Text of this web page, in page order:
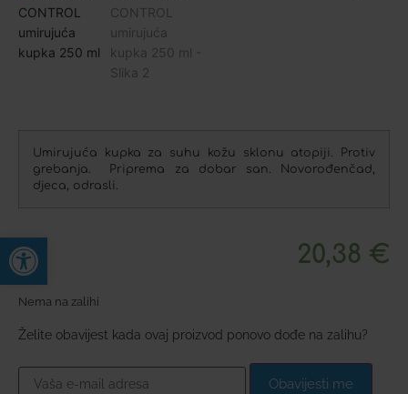
Open toolbar
Umirujuća kupka za suhu kožu sklonu atopiji. Protiv
grebanja. Priprema za dobar san. Novorođenčad,
djeca, odrasli.
20,38 €
Nema na zalihi
Želite obavijest kada ovaj proizvod ponovo dođe na zalihu?
Obavijesti me